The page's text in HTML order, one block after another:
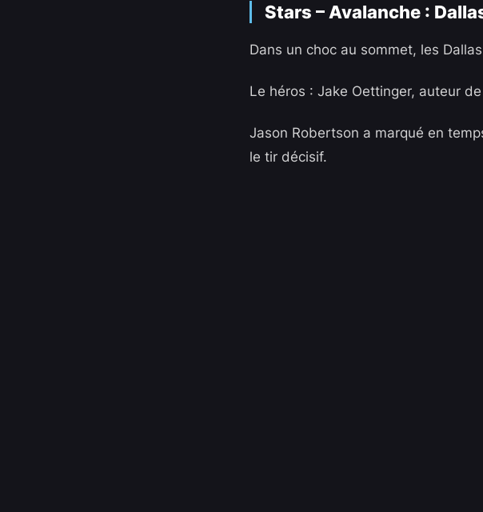
Stars – Avalanche :
Dans un choc au sommet, les
Le héros : Jake Oettinger, auteur
Jason Robertson a marqué en
le tir décisif.